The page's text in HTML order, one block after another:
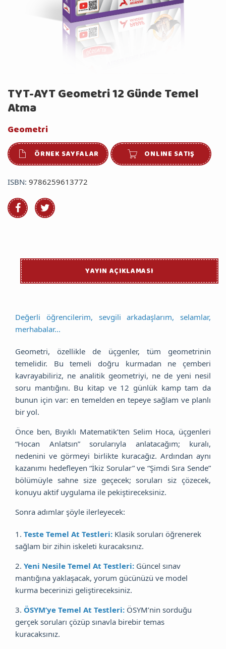
TYT-AYT Geometri 12 Günde Temel
Atma
Geometri
ÖRNEK SAYFALAR ONLINE SATIŞ
ISBN: 9786259613772
YAYIN AÇIKLAMASI
Değerli öğrencilerim, sevgili arkadaşlarım, selamlar,
merhabalar...
Geometri, özellikle de üçgenler, tüm geometrinin
temelidir. Bu temeli doğru kurmadan ne çemberi
kavrayabiliriz, ne analitik geometriyi, ne de yeni nesil
soru mantığını. Bu kitap ve 12 günlük kamp tam da
bunun için var: en temelden en tepeye sağlam ve planlı
bir yol.
Önce ben, Bıyıklı Matematik’ten Selim Hoca, üçgenleri
“Hocan Anlatsın” sorularıyla anlatacağım; kuralı,
nedenini ve görmeyi birlikte kuracağız. Ardından aynı
kazanımı hedefleyen “İkiz Sorular” ve “Şimdi Sıra Sende”
bölümüyle sahne size geçecek; soruları siz çözecek,
konuyu aktif uygulama ile pekiştireceksiniz.
Sonra adımlar şöyle ilerleyecek:
1. Teste Temel At Testleri: Klasik soruları öğrenerek
sağlam bir zihin iskeleti kuracaksınız.
2. Yeni Nesile Temel At Testleri: Güncel sınav
mantığına yaklaşacak, yorum gücünüzü ve model
kurma becerinizi geliştireceksiniz.
3. ÖSYM’ye Temel At Testleri: ÖSYM’nin sorduğu
gerçek soruları çözüp sınavla birebir temas
kuracaksınız.